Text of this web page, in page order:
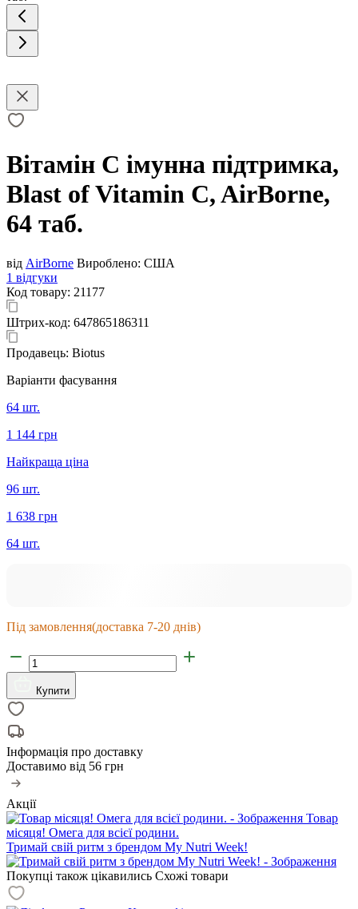
Вітамін С імунна підтримка,
Blast of Vitamin C, AirBorne,
64 таб.
від AirBorne Вироблено: США
1 відгуки
Код товару: 21177
Штрих-код: 647865186311
Продавець: Biotus
Варіанти фасування
64 шт.
1 144 грн
Найкраща ціна
96 шт.
1 638 грн
64 шт.
Під замовлення(доставка 7-20 днів)
Купити
Інформація про доставку
Доставимо від 56 грн
Акції
Товар
місяця! Омега для всієї родини.
Тримай свій ритм з брендом My Nutri Week!
Покупці також цікавились Схожі товари